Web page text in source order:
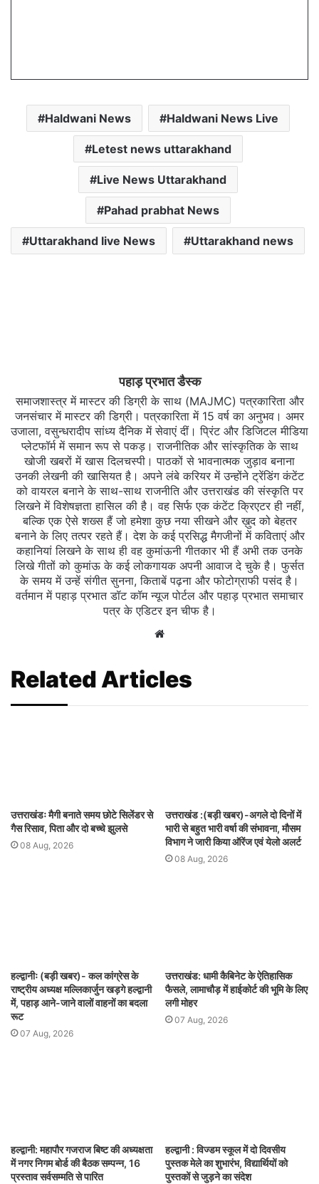
Haldwani News Haldwani News Live
Letest news uttarakhand
Live News Uttarakhand
Pahad prabhat News
Uttarakhand live News Uttarakhand news
पहाड़ प्रभात डैस्क
समाजशास्त्र में मास्टर की डिग्री के साथ (MAJMC) पत्रकारिता और
जनसंचार में मास्टर की डिग्री। पत्रकारिता में 15 वर्ष का अनुभव। अमर
उजाला, वसुन्धरादीप सांध्य दैनिक में सेवाएं दीं। प्रिंट और डिजिटल मीडिया
प्लेटफॉर्म में समान रूप से पकड़। राजनीतिक और सांस्कृतिक के साथ
खोजी खबरों में खास दिलचस्‍पी। पाठकों से भावनात्मक जुड़ाव बनाना
उनकी लेखनी की खासियत है। अपने लंबे करियर में उन्होंने ट्रेंडिंग कंटेंट
को वायरल बनाने के साथ-साथ राजनीति और उत्तराखंड की संस्कृति पर
लिखने में विशेषज्ञता हासिल की है। वह सिर्फ एक कंटेंट क्रिएटर ही नहीं,
बल्कि एक ऐसे शख्स हैं जो हमेशा कुछ नया सीखने और ख़ुद को बेहतर
बनाने के लिए तत्पर रहते हैं। देश के कई प्रसिद्ध मैगजीनों में कविताएं और
कहानियां लिखने के साथ ही वह कुमांऊनी गीतकार भी हैं अभी तक उनके
लिखे गीतों को कुमांऊ के कई लोकगायक अपनी आवाज दे चुके है। फुर्सत
के समय में उन्हें संगीत सुनना, किताबें पढ़ना और फोटोग्राफी पसंद है।
वर्तमान में पहाड़ प्रभात डॉट कॉम न्यूज पोर्टल और पहाड़ प्रभात समाचार
पत्र के एडिटर इन चीफ है।
Website
Related Articles
उत्तराखंडः मैगी बनाते समय छोटे सिलेंडर से
गैस रिसाव, पिता और दो बच्चे झुलसे
08 Aug, 2026
उत्तराखंड :(बड़ी खबर)-अगले दो दिनों में
भारी से बहुत भारी वर्षा की संभावना, मौसम
विभाग ने जारी किया ऑरेंज एवं येलो अलर्ट
08 Aug, 2026
हल्द्वानीः (बड़ी खबर)- कल कांग्रेस के
राष्ट्रीय अध्यक्ष मल्लिकार्जुन खड़गे हल्द्वानी
में, पहाड़ आने-जाने वालों वाहनों का बदला
रूट
07 Aug, 2026
उत्तराखंड: धामी कैबिनेट के ऐतिहासिक
फैसले, लामाचौड़ में हाईकोर्ट की भूमि के लिए
लगी मोहर
07 Aug, 2026
हल्द्वानी: महापौर गजराज बिष्ट की अध्यक्षता
में नगर निगम बोर्ड की बैठक सम्पन्न, 16
प्रस्ताव सर्वसम्मति से पारित
हल्द्वानी : विज्डम स्कूल में दो दिवसीय
पुस्तक मेले का शुभारंभ, विद्यार्थियों को
पुस्तकों से जुड़ने का संदेश